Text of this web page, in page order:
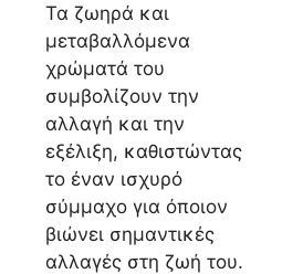
Τα ζωηρά και
μεταβαλλόμενα
χρώματά του
συμβολίζουν την
αλλαγή και την
εξέλιξη, καθιστώντας
το έναν ισχυρό
σύμμαχο για όποιον
βιώνει σημαντικές
αλλαγές στη ζωή του.